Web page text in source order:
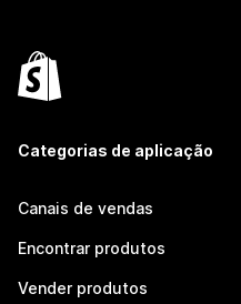
Categorias de aplicação
Canais de vendas
Encontrar produtos
Vender produtos